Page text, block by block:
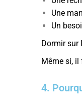
Une
Un
Dormir sur
Même si, il
4.